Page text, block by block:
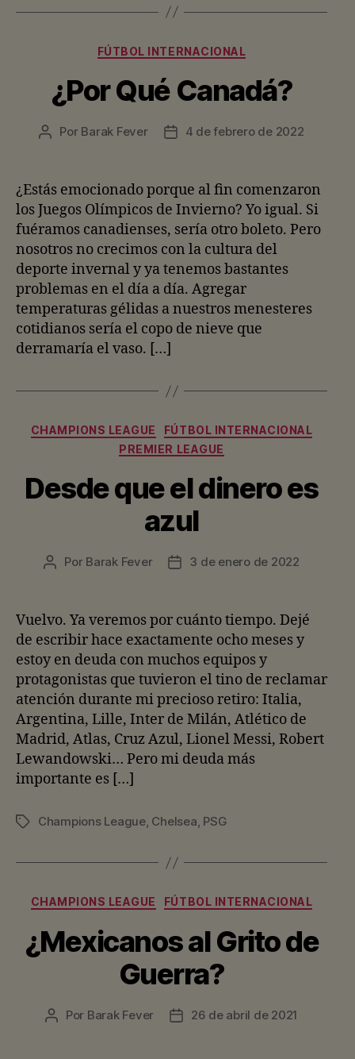
Categorías
FÚTBOL INTERNACIONAL
¿Por Qué Canadá?
Autor
entrada
Por Barak Fever
Fecha
entrada
4 de febrero de 2022
¿Estás emocionado porque al fin comenzaron
los Juegos Olímpicos de Invierno? Yo igual. Si
fuéramos canadienses, sería otro boleto. Pero
nosotros no crecimos con la cultura del
deporte invernal y ya tenemos bastantes
problemas en el día a día. Agregar
temperaturas gélidas a nuestros menesteres
cotidianos sería el copo de nieve que
derramaría el vaso. […]
Categorías
CHAMPIONS LEAGUE
FÚTBOL INTERNACIONAL
PREMIER LEAGUE
Desde que el dinero es
azul
Autor
entrada
Por Barak Fever
Fecha
entrada
3 de enero de 2022
Vuelvo. Ya veremos por cuánto tiempo. Dejé
de escribir hace exactamente ocho meses y
estoy en deuda con muchos equipos y
protagonistas que tuvieron el tino de reclamar
atención durante mi precioso retiro: Italia,
Argentina, Lille, Inter de Milán, Atlético de
Madrid, Atlas, Cruz Azul, Lionel Messi, Robert
Lewandowski… Pero mi deuda más
importante es […]
Etiquetas
Champions League, Chelsea, PSG
Categorías
CHAMPIONS LEAGUE FÚTBOL INTERNACIONAL
¿Mexicanos al Grito de
Guerra?
Autor
Por Barak Fever
Fecha26 de abril de 2021